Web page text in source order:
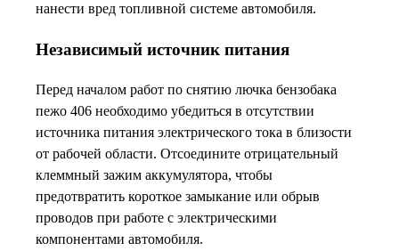
нанести вред топливной системе автомобиля.
Независимый источник питания
Перед началом работ по снятию лючка бензобака
пежо 406 необходимо убедиться в отсутствии
источника питания электрического тока в близости
от рабочей области. Отсоедините отрицательный
клеммный зажим аккумулятора, чтобы
предотвратить короткое замыкание или обрыв
проводов при работе с электрическими
компонентами автомобиля.